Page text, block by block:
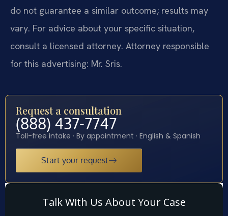
do not guarantee a similar outcome; results may
vary. For advice about your specific situation,
consult a licensed attorney. Attorney responsible
for this advertising: Mr. Sris.
Request a consultation
(888) 437-7747
Toll-free intake · By appointment · English & Spanish
Start your request